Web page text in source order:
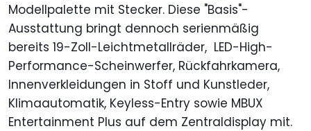
Modellpalette mit Stecker. Diese "Basis"-
Ausstattung bringt dennoch serienmäßig
bereits 19-Zoll-Leichtmetallräder, LED-High-
Performance-Scheinwerfer, Rückfahrkamera,
Innenverkleidungen in Stoff und Kunstleder,
Klimaautomatik, Keyless-Entry sowie MBUX
Entertainment Plus auf dem Zentraldisplay mit.